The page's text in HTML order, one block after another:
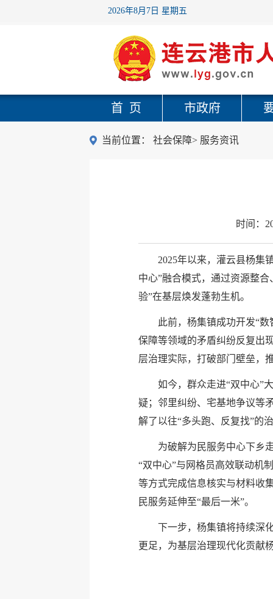
2026年8月7日 星期五
首 页 市政府
当前位置： 社会保障> 服务资讯
时间：
2025年以来，灌云县杨集
中心”融合模式，通过资源整
验”在基层焕发蓬勃生机。
此前，杨集镇成功开发“
保障等领域的矛盾纠纷反复出
层治理实际，打破部门壁垒，
如今，群众走进“双中心”
疑；邻里纠纷、宅基地争议等
解了以往“多头跑、反复找”的
为破解为民服务中心下乡
“双中心”与网格员高效联动机
等方式完成信息核实与材料收
民服务延伸至“最后一米”。
下一步，杨集镇将持续深
更足，为基层治理现代化贡献